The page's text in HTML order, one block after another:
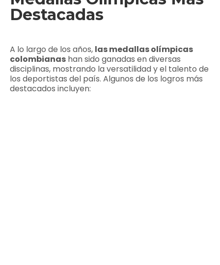
Destacadas
A lo largo de los años, las medallas olímpicas
colombianas han sido ganadas en diversas
disciplinas, mostrando la versatilidad y el talento de
los deportistas del país. Algunos de los logros más
destacados incluyen: